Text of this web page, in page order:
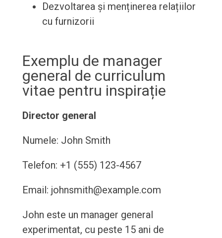
Dezvoltarea și menținerea relațiilor
cu furnizorii
Exemplu de manager
general de curriculum
vitae pentru inspirație
Director general
Numele: John Smith
Telefon: +1 (555) 123-4567
Email: johnsmith@example.com
John este un manager general
experimentat, cu peste 15 ani de